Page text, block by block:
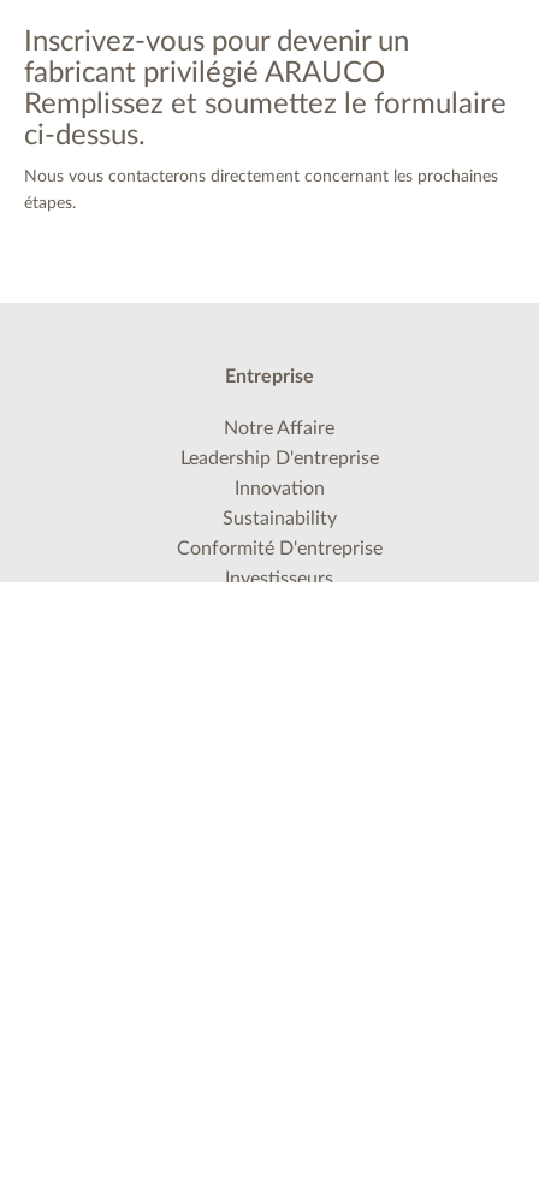
Inscrivez-vous pour devenir un
fabricant privilégié ARAUCO
Remplissez et soumettez le formulaire
ci-dessus.
​​​​​​​Nous vous contacterons directement concernant les prochaines
étapes.
Entreprise
Notre Affaire
Leadership D'entreprise
Innovation
Sustainability
Conformité D'entreprise
Investisseurs